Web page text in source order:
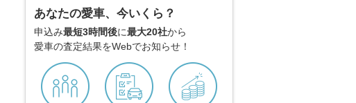
あなたの愛車、今いくら？
申込み最短3時間後に最大20社から
愛車の査定結果をWebでお知らせ！